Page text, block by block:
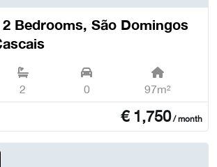
Bedrooms, São Domingos
2 0 97m²
€ 1,750/ month